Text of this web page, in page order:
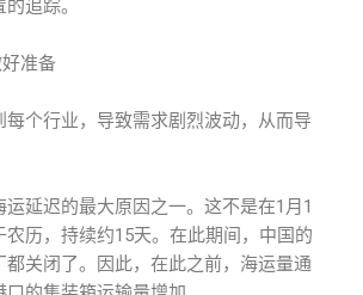
追踪。
准备
每个行业，导致需求剧烈波动，从而导
延迟的最大原因之一。这不是在1月1
农历，持续约15天。在此期间，中国的
都关闭了。因此，在此之前，海运量通